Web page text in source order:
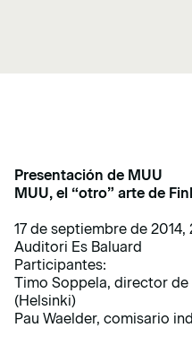
Presentación de MUU
MUU, el “otro” arte de
17 de septiembre de 2014,
Auditori Es Baluard
Participantes:
Timo Soppela, director
(Helsinki)
Pau Waelder, comisario